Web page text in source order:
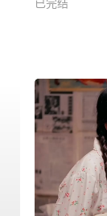
已完结